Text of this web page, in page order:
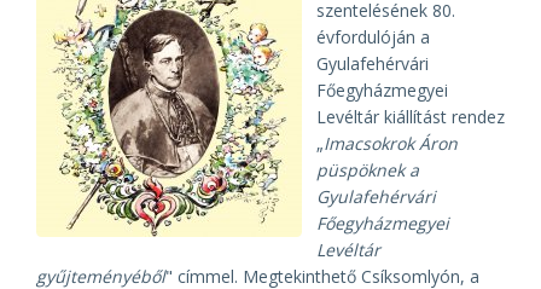
szentelésének 80.
évfordulóján a
Gyulafehérvári
Főegyházmegyei
Levéltár kiállítást rendez
„Imacsokrok Áron
püspöknek a
Gyulafehérvári
Főegyházmegyei
Levéltár
gyűjteményéből" címmel. Megtekinthető Csíksomlyón, a